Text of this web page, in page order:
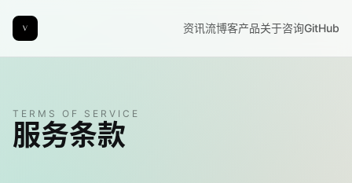
资讯流博客产品关于咨询GitHub
TERMS OF SERVICE
服务条款